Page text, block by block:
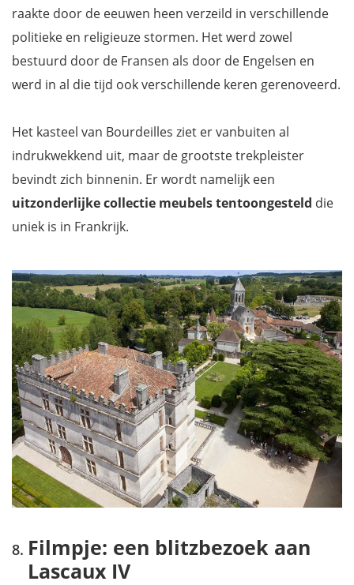
raakte door de eeuwen heen verzeild in verschillende
politieke en religieuze stormen. Het werd zowel
bestuurd door de Fransen als door de Engelsen en
werd in al die tijd ook verschillende keren gerenoveerd.
Het kasteel van Bourdeilles ziet er vanbuiten al
indrukwekkend uit, maar de grootste trekpleister
bevindt zich binnenin. Er wordt namelijk een
uitzonderlijke collectie meubels tentoongesteld die
uniek is in Frankrijk.
Filmpje: een blitzbezoek aan
Lascaux IV